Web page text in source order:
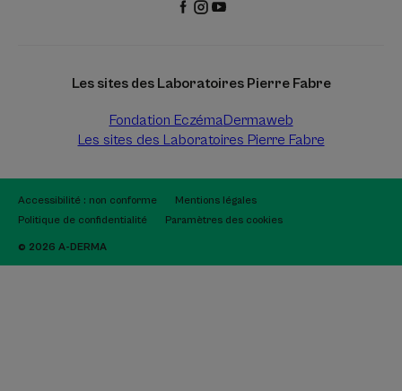
Les sites des Laboratoires Pierre Fabre
Fondation EczémaDermaweb
Les sites des Laboratoires Pierre Fabre
Accessibilité : non conforme
Mentions légales
Politique de confidentialité
Paramètres des cookies
© 2026 A-DERMA